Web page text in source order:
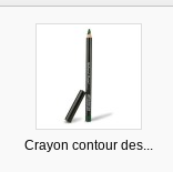
Crayon contour des...